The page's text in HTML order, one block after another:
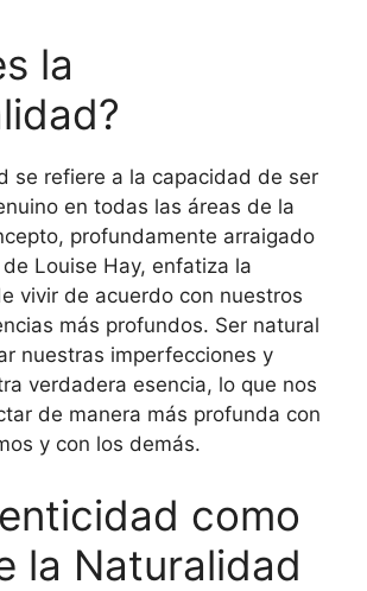
la
se refiere a la capacidad de ser
en todas las áreas de la
profundamente arraigado
Louise Hay, enfatiza la
vivir de acuerdo con nuestros
más profundos. Ser natural
nuestras imperfecciones y
verdadera esencia, lo que nos
de manera más profunda con
y con los demás.
como
la Naturalidad